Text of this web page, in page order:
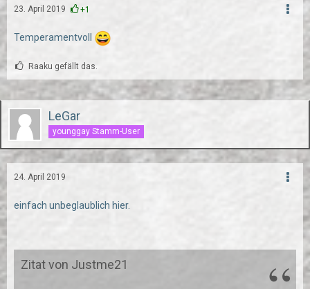
23. April 2019 +1
Temperamentvoll
Raaku gefällt das.
LeGar
younggay Stamm-User
24. April 2019
einfach unbeglaublich hier.
Zitat von Justme21